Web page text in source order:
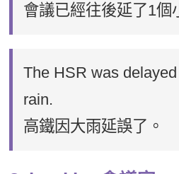
會議已經往後延了1個
The HSR was
rain.
高鐵因大雨延誤了。